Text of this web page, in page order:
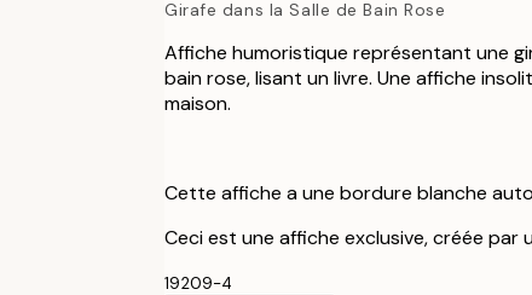
Girafe dans la Salle de Bain Rose
Affiche humoristique représentant une
bain rose, lisant un livre. Une affiche
maison.
Cette affiche a une bordure blanche
Ceci est une affiche exclusive, créée
19209-4